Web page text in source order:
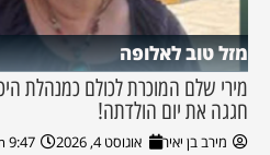
מזל טוב לאלופה
מירי שלם המוכרת לכולם כמנהלת
חגגה את יום הולדתה!
מירב בן יאיר אוגוסט 4, 2026 9:47 pm